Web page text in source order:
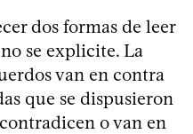
dos formas de leer
se explicite. La
van en contra
que se dispusieron
o van en